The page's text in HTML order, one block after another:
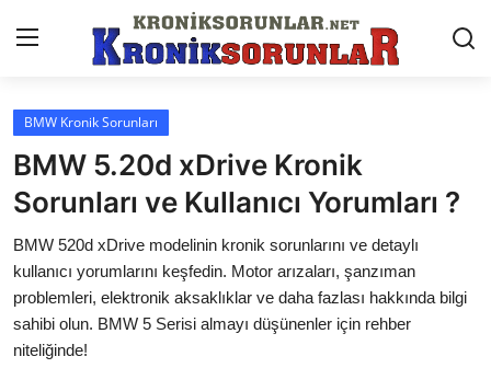
Anasayfa
Markalar
İletişim
Trafik & Cezalar
Sigorta & Kasko
BMW Kronik Sorunları
BMW 5.20d xDrive Kronik
Sorunları ve Kullanıcı Yorumları ?
BMW 520d xDrive modelinin kronik sorunlarını ve detaylı
kullanıcı yorumlarını keşfedin. Motor arızaları, şanzıman
problemleri, elektronik aksaklıklar ve daha fazlası hakkında bilgi
sahibi olun. BMW 5 Serisi almayı düşünenler için rehber
niteliğinde!